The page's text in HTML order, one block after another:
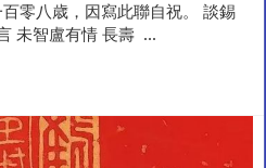
零八歳，因寫此聯自祝。 談錫
未智盧有情 長壽 ...